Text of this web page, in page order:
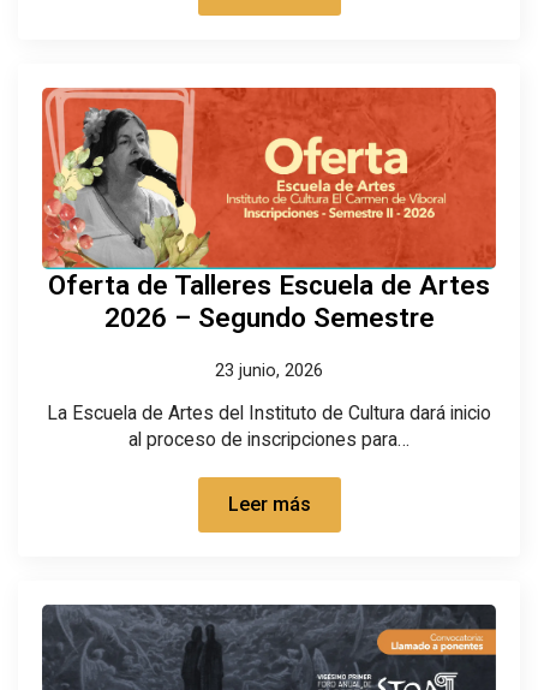
Oferta de Talleres Escuela de Artes
2026 – Segundo Semestre
23 junio, 2026
La Escuela de Artes del Instituto de Cultura dará inicio
al proceso de inscripciones para…
Leer más